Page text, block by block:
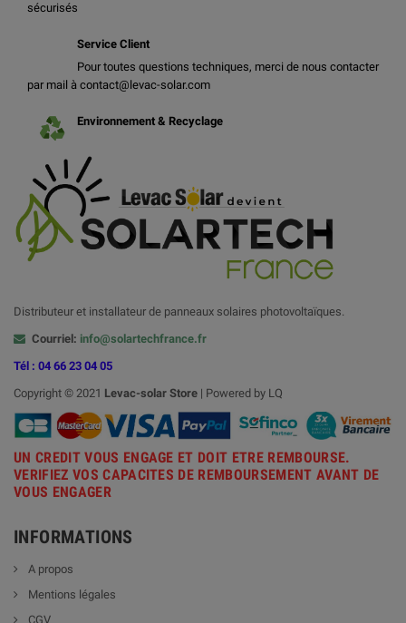
sécurisés
Service Client
Pour toutes questions techniques, merci de nous contacter
par mail à contact@levac-solar.com
Environnement & Recyclage
Distributeur et installateur de panneaux solaires photovoltaïques.
Courriel: info@solartechfrance.fr
Tél : 04 66 23 04 05
Copyright © 2021 Levac-solar Store | Powered by LQ
UN CREDIT VOUS ENGAGE ET DOIT ETRE REMBOURSE.
VERIFIEZ VOS CAPACITES DE REMBOURSEMENT AVANT DE
VOUS ENGAGER
INFORMATIONS
A propos
Mentions légales
CGV